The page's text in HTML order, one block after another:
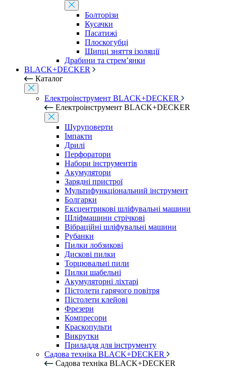
Болторізи
Кусачки
Пасатижі
Плоскогубці
Щипці зняття ізоляції
Драбини та стрем’янки
BLACK+DECKER
Каталог
Електроінструмент BLACK+DECKER
Електроінструмент BLACK+DECKER
Шуруповерти
Імпакти
Дрилі
Перфоратори
Набори інструментів
Акумулятори
Зарядні пристрої
Мультифункціональний інструмент
Болгарки
Ексцентрикові шліфувальні машини
Шліфмашини стрічкові
Вібраційні шліфувальні машини
Рубанки
Пилки лобзикові
Дискові пилки
Торцювальні пили
Пилки шабельні
Акумуляторні ліхтарі
Пістолети гарячого повітря
Пістолети клейові
Фрезери
Компресори
Краскопульти
Викрутки
Приладдя для інструменту
Садова техніка BLACK+DECKER
Садова техніка BLACK+DECKER